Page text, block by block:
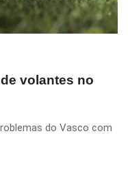
volantes no
do Vasco com